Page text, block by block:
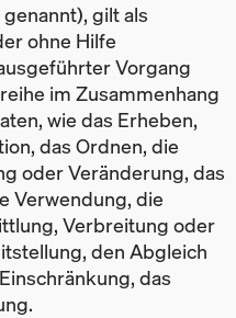
gilt als
ohne Hilfe
Vorgang
im Zusammenhang
wie das Erheben,
das Ordnen, die
oder Veränderung, das
Verwendung, die
Verbreitung oder
den Abgleich
das